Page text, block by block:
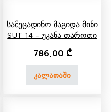
Სამეცადინო Მაგიდა Მინი
SUT 14 – Უკანა Თაროთი
786,00 ₾
კალათაში